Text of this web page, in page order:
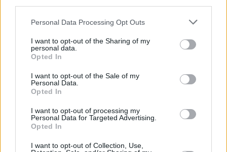
Personal Data Processing Opt Outs
I want to opt-out of the Sharing of my
personal data.
Opted In
I want to opt-out of the Sale of my
Personal Data.
Opted In
I want to opt-out of processing my
Personal Data for Targeted Advertising.
Opted In
I want to opt-out of Collection, Use,
Τραμπ να ανακαινίσει κάποια δωμάτια του Λευκού
κράτους. «Για να είμαστε δίκαιοι, έχει επικεντρωθεί
σε κάποια κρίσιμα ζητήματα, όπως να βάλει
πλακάκια στον Κήπο των Ρόδων προκειμένου να μην
γεμίζουν λάσπες τα παπούτσια των ανθρώπων και να
δολαρίων», σχολίασε ο Ομπάμα.